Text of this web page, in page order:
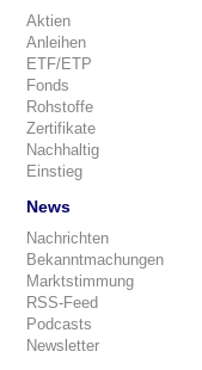
Aktien
Anleihen
ETF/ETP
Fonds
Rohstoffe
Zertifikate
Nachhaltig
Einstieg
News
Nachrichten
Bekanntmachungen
Marktstimmung
RSS-Feed
Podcasts
Newsletter